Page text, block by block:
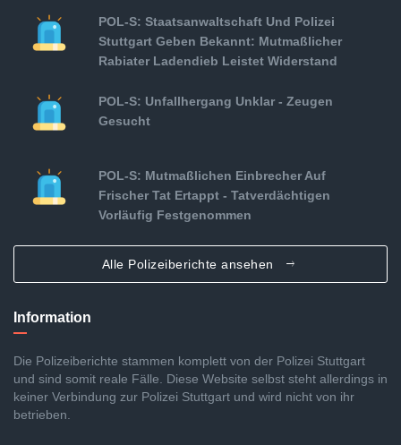
POL-S: Staatsanwaltschaft Und Polizei
Stuttgart Geben Bekannt: Mutmaßlicher
Rabiater Ladendieb Leistet Widerstand
POL-S: Unfallhergang Unklar - Zeugen
Gesucht
POL-S: Mutmaßlichen Einbrecher Auf
Frischer Tat Ertappt - Tatverdächtigen
Vorläufig Festgenommen
Alle Polizeiberichte ansehen
Information
Die Polizeiberichte stammen komplett von der Polizei Stuttgart
und sind somit reale Fälle. Diese Website selbst steht allerdings in
keiner Verbindung zur Polizei Stuttgart und wird nicht von ihr
betrieben.